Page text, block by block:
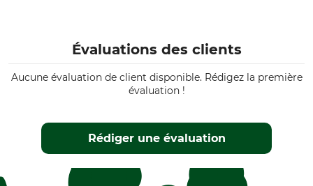
Évaluations des clients
Aucune évaluation de client disponible. Rédigez la première
évaluation !
Rédiger une évaluation